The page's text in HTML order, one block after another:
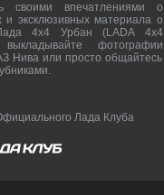
своими впечатлениями о
и эксклюзивных материала о
4х4 Урбан (LADA 4x4
фотографии
Нива или просто общайтесь
Лада Клуба